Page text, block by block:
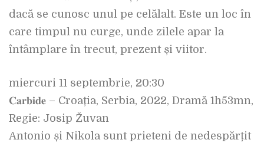
dacă se cunosc unul pe celălalt. Este un loc în
care timpul nu curge, unde zilele apar la
întâmplare în trecut, prezent și viitor.
miercuri 11 septembrie, 20:30
𝐂𝐚𝐫𝐛𝐢𝐝𝐞 – Croația, Serbia, 2022, Dramă 1h53mn,
Regie: Josip Žuvan
Antonio și Nikola sunt prieteni de nedespărțit